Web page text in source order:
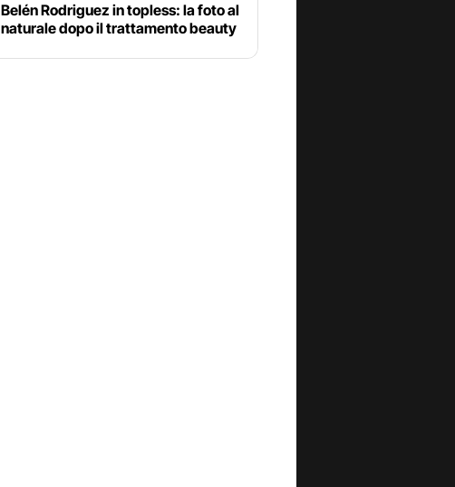
Belén Rodriguez in topless: la foto al
naturale dopo il trattamento beauty